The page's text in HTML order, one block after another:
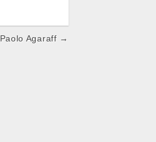
Paolo Agaraff →